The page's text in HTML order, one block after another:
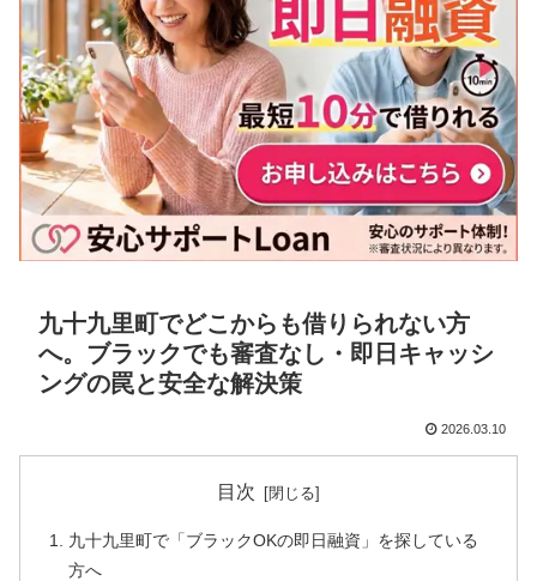
九十九里町でどこからも借りられない方
へ。ブラックでも審査なし・即日キャッシ
ングの罠と安全な解決策
2026.03.10
目次
九十九里町で「ブラックOKの即日融資」を探している
方へ